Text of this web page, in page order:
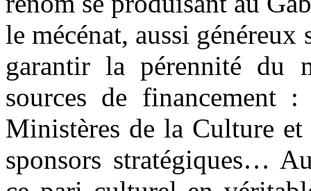
le mécénat, aussi
garantir la pérennité du
sources de financement
Ministères de la Culture
sponsors stratégiques…